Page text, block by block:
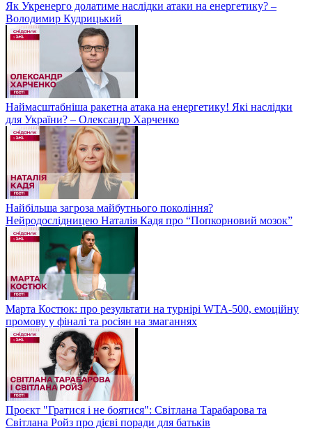
Як Укренерго долатиме наслідки атаки на енергетику? –
Володимир Кудрицький
Наймасштабніша ракетна атака на енергетику! Які наслідки
для України? – Олександр Харченко
Найбільша загроза майбутнього покоління?
Нейродослідницею Наталія Кадя про “Попкорновий мозок”
Марта Костюк: про результати на турнірі WTA-500, емоційну
промову у фіналі та росіян на змаганнях
Проєкт "Гратися і не боятися": Світлана Тарабарова та
Світлана Ройз про дієві поради для батьків